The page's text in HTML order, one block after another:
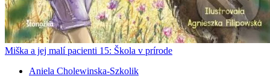
Miška a jej malí pacienti 15: Škola v prírode
Aniela Cholewinska-Szkolik